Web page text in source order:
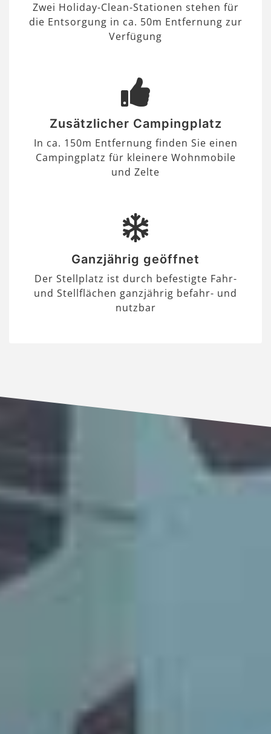
Zwei Holiday-Clean-Stationen stehen für
die Entsorgung in ca. 50m Entfernung zur
Verfügung
Zusätzlicher Campingplatz
In ca. 150m Entfernung finden Sie einen
Campingplatz für kleinere Wohnmobile
und Zelte
Ganzjährig geöffnet
Der Stellplatz ist durch befestigte Fahr-
und Stellflächen ganzjährig befahr- und
nutzbar